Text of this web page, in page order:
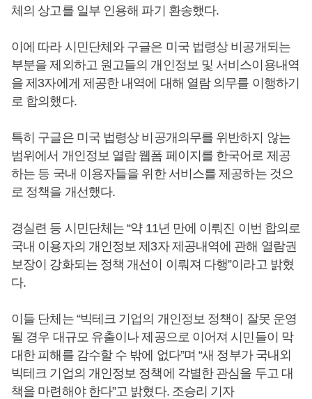
체의 상고를 일부 인용해 파기 환송했다.
이에 따라 시민단체와 구글은 미국 법령상 비공개되는
부분을 제외하고 원고들의 개인정보 및 서비스이용내역
을 제3자에게 제공한 내역에 대해 열람 의무를 이행하기
로 합의했다.
특히 구글은 미국 법령상 비공개의무를 위반하지 않는
범위에서 개인정보 열람 웹폼 페이지를 한국어로 제공
하는 등 국내 이용자들을 위한 서비스를 제공하는 것으
로 정책을 개선했다.
경실련 등 시민단체는 “약 11년 만에 이뤄진 이번 합의로
국내 이용자의 개인정보 제3자 제공내역에 관해 열람권
보장이 강화되는 정책 개선이 이뤄져 다행”이라고 밝혔
다.
이들 단체는 “빅테크 기업의 개인정보 정책이 잘못 운영
될 경우 대규모 유출이나 제공으로 이어져 시민들이 막
대한 피해를 감수할 수 밖에 없다”며 “새 정부가 국내외
빅테크 기업의 개인정보 정책에 각별한 관심을 두고 대
책을 마련해야 한다”고 밝혔다. 조승리 기자